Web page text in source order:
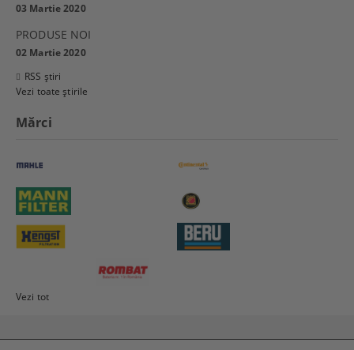
03 Martie 2020
PRODUSE NOI
02 Martie 2020
RSS știri
Vezi toate știrile
Mărci
Vezi tot